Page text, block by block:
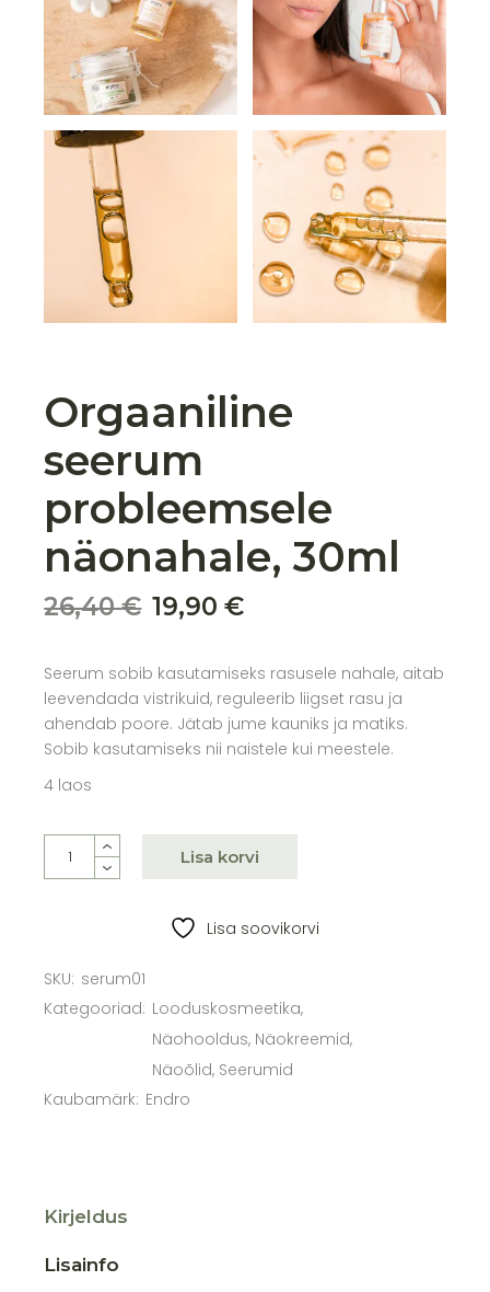
Orgaaniline
seerum
probleemsele
näonahale, 30ml
26,40€
Algne
oli:
26,40 €.
19,90€
Praegune
on:
19,90 €.
Seerum sobib kasutamiseks rasusele nahale, aitab
leevendada vistrikuid, reguleerib liigset rasu ja
ahendab poore. Jätab jume kauniks ja matiks.
Sobib kasutamiseks nii naistele kui meestele.
4 laos
Orgaaniline seerum probleemsele näonahale, 30ml
Lisa korvi
Lisa soovikorvi
SKU: serum01
Kategooriad: Looduskosmeetika,
Näohooldus, Näokreemid,
Näoõlid, Seerumid
Kaubamärk: Endro
Kirjeldus
Lisainfo